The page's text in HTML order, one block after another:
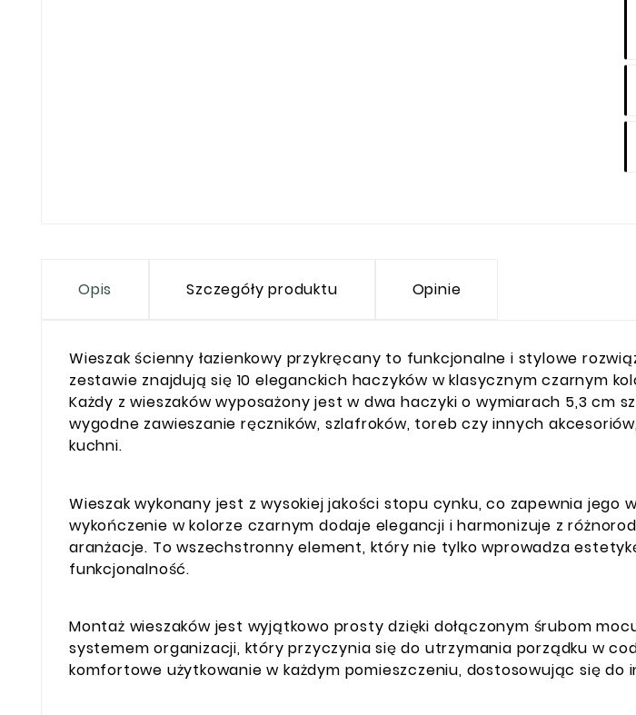
Opis Szczegóły produktu Opinie
Wieszak ścienny łazienkowy przykręcany to funkcjonalne i stylowe
zestawie znajdują się 10 eleganckich haczyków w klasycznym czarnym
Każdy z wieszaków wyposażony jest w dwa haczyki o wymiarach 5,3 cm
wygodne zawieszanie ręczników, szlafroków, toreb czy innych
kuchni.
Wieszak wykonany jest z wysokiej jakości stopu cynku, co zapewnia
wykończenie w kolorze czarnym dodaje elegancji i harmonizuje z
aranżacje. To wszechstronny element, który nie tylko wprowadza
funkcjonalność.
Montaż wieszaków jest wyjątkowo prosty dzięki dołączonym śrubom
systemem organizacji, który przyczynia się do utrzymania porządku w
komfortowe użytkowanie w każdym pomieszczeniu, dostosowując się do